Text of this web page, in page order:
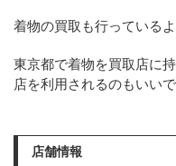
着物の買取も行っているよ
東京都で着物を買取店に
店を利用されるのもいいで
店舗情報